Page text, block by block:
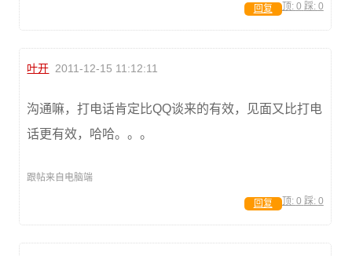
顶: 0 踩: 0
回复
叶开 2011-12-15 11:12:11
沟通嘛，打电话肯定比QQ谈来的有效，见面又比打电
话更有效，哈哈。。。
跟帖来自电脑端
顶: 0 踩: 0
回复